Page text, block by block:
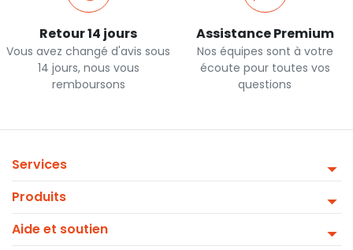
Retour 14 jours
Vous avez changé d'avis sous
14 jours, nous vous
remboursons
Assistance Premium
Nos équipes sont à votre
écoute pour toutes vos
questions
Services
Produits
Aide et soutien